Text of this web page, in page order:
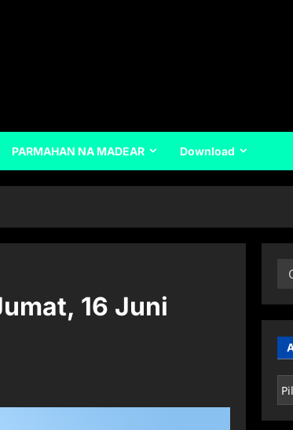
PARMAHAN NA MADEAR Download
16 Juni